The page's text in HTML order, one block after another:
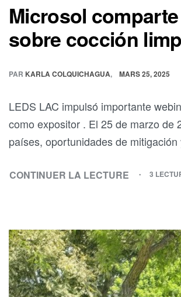
Microsol
sobre cocción
PAR KARLA COLQUICHAGUA MARS 25, 2025
LEDS LAC impulsó importante
como expositor . El 25 de marzo de
países, oportunidades de
CONTINUER LA LECTURE 3